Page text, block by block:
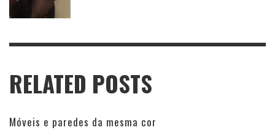
RELATED POSTS
Móveis e paredes da mesma cor